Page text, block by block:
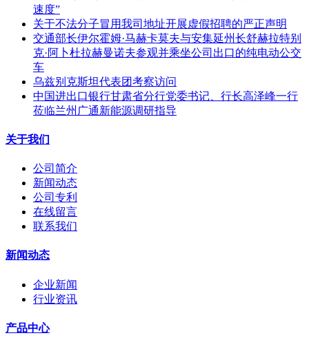
速度”
关于不法分子冒用我司地址开展虚假招聘的严正声明
交通部长伊尔霍姆·马赫卡莫夫与安集延州长舒赫拉特别
克·阿卜杜拉赫曼诺夫参观并乘坐公司出口的纯电动公交
车
乌兹别克斯坦代表团考察访问
中国进出口银行甘肃省分行党委书记、行长高泽峰一行
莅临兰州广通新能源调研指导
关于我们
公司简介
新闻动态
公司专利
在线留言
联系我们
新闻动态
企业新闻
行业资讯
产品中心